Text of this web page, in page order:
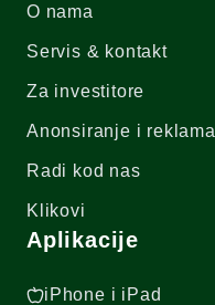
O nama
Servis & kontakt
Za investitore
Anonsiranje i reklama
Radi kod nas
Klikovi
Aplikacije
iPhone i iPad